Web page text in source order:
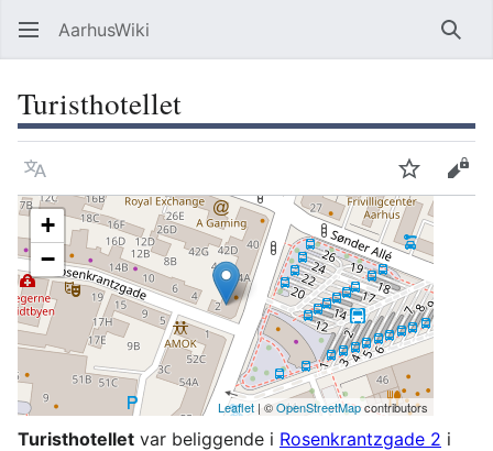
AarhusWiki Søg
Turisthotellet
Sprog OvervågVis
+
−
Leaflet | ©OpenStreetMapcontributors
Turisthotellet var beliggende i Rosenkrantzgade 2 i